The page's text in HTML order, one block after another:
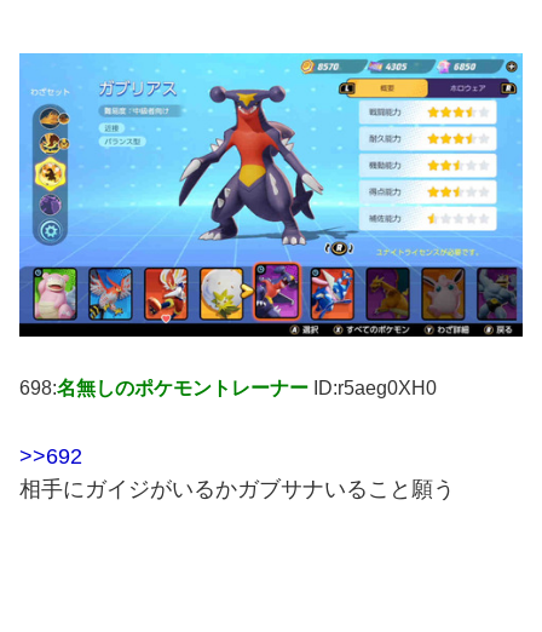
698:名無しのポケモントレーナー ID:r5aeg0XH0
>>692
相手にガイジがいるかガブサナいること願う